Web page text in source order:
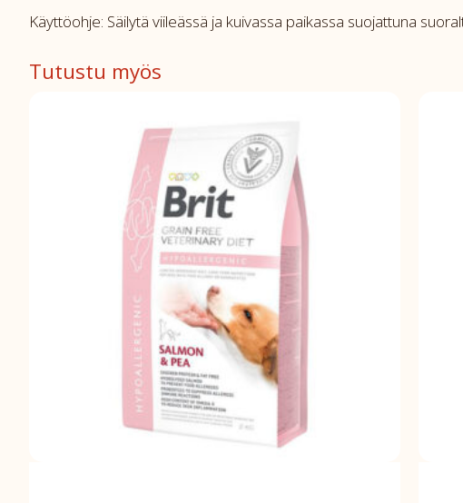
Käyttöohje: Säilytä viileässä ja kuivassa paikassa suojattuna
Tutustu myös